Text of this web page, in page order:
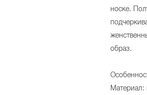
носке.
образ.
Материал: